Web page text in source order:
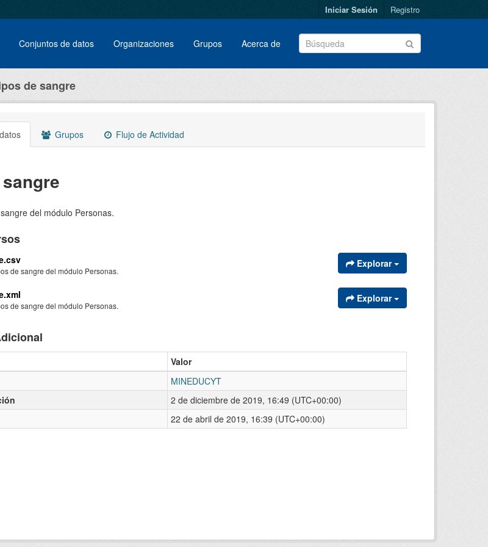
Iniciar Sesión Registro
Conjuntos de datos Organizaciones Grupos Acerca de
de sangre
Grupos Flujo de Actividad
del módulo Personas.
de sangre del módulo Personas.
Explorar
de sangre del módulo Personas.
Explorar
Valor
MINEDUCYT
2 de diciembre de 2019, 16:49 (UTC+00:00)
22 de abril de 2019, 16:39 (UTC+00:00)